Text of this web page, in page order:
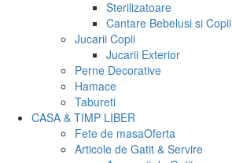
Sterilizatoare
Cantare Bebelusi si Copii
Jucarii Copii
Jucarii Exterior
Perne Decorative
Hamace
Tabureti
CASA & TIMP LIBER
Fete de masaOferta
Articole de Gatit & Servire